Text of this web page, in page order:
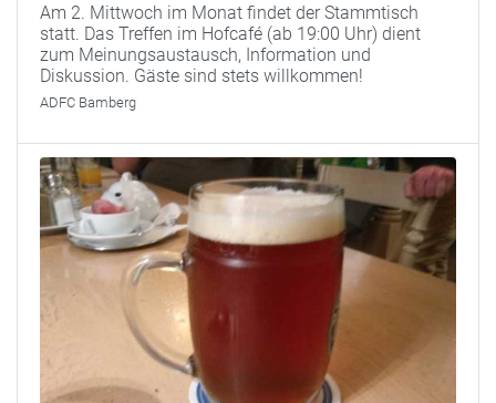
Am 2. Mittwoch im Monat findet der Stammtisch
statt. Das Treffen im Hofcafé (ab 19:00 Uhr) dient
zum Meinungsaustausch, Information und
Diskussion. Gäste sind stets willkommen!
ADFC Bamberg